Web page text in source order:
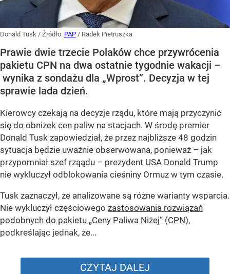
Donald Tusk / Źródło: PAP / Radek Pietruszka
Prawie dwie trzecie Polaków chce przywrócenia
pakietu CPN na dwa ostatnie tygodnie wakacji –
wynika z sondażu dla „Wprost”. Decyzja w tej
sprawie lada dzień.
Kierowcy czekają na decyzje rządu, które mają przyczynić
się do obniżek cen paliw na stacjach. W środę premier
Donald Tusk zapowiedział, że przez najbliższe 48 godzin
sytuacja będzie uważnie obserwowana, ponieważ – jak
przypomniał szef rząądu – prezydent USA Donald Trump
nie wykluczył odblokowania cieśniny Ormuz w tym czasie.
Tusk zaznaczył, że analizowane są różne warianty wsparcia.
Nie wykluczył częściowego zastosowania rozwiązań
podobnych do pakietu „Ceny Paliwa Niżej” (CPN),
podkreślając jednak, że...
CZYTAJ DALEJ